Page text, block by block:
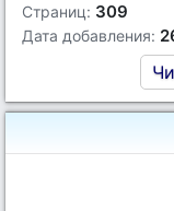
Страниц: 309
Дата добавления: